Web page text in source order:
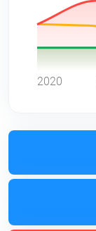
2020